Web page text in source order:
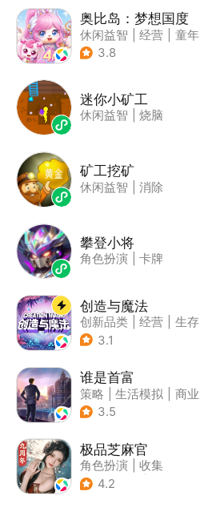
奥比岛：梦想国度
休闲益智 经营
童年
| 萌系
3.8
迷你小矿工
休闲益智 烧脑
矿工挖矿
休闲益智 消除
攀登小将
角色扮演 卡牌
创造与魔法
创新品类 经营
生存
| 开放世界
3.1
谁是首富
策略 生活模拟
商业
| 写实
3.5
极品芝麻官
角色扮演
收集
| 架空历史
4.2